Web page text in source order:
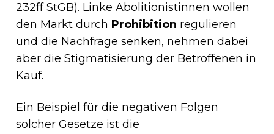
232ff StGB). Linke Abolitionistinnen wollen
den Markt durch Prohibition regulieren
und die Nachfrage senken, nehmen dabei
aber die Stigmatisierung der Betroffenen in
Kauf.
Ein Beispiel für die negativen Folgen
solcher Gesetze ist die